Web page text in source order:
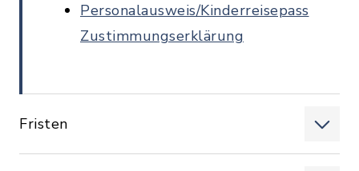
Personalausweis/Kinderreisepass
Zustimmungserklärung
Fristen